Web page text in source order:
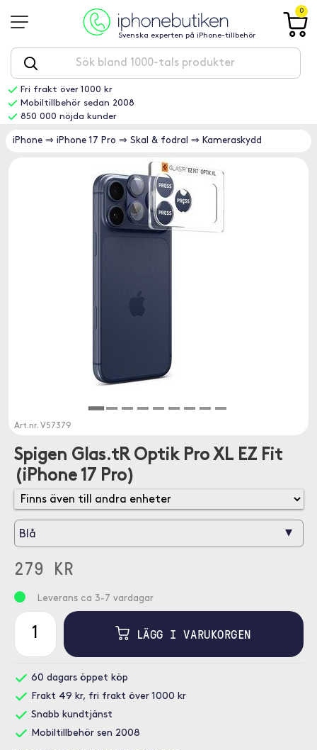
Svenska experten på iPhone-tillbehör
0
Fri frakt över 1000 kr
Mobiltillbehör sedan 2008
850 000 nöjda kunder
iPhone ⇒ iPhone 17 Pro ⇒ Skal & fodral ⇒ Kameraskydd
Art.nr. V57379
Spigen Glas.tR Optik Pro XL EZ Fit
(iPhone 17 Pro)
Blå ▾
279 KR
Leverans ca 3-7 vardagar
LÄGG I VARUKORGEN
60 dagars öppet köp
Frakt 49 kr, fri frakt över 1000 kr
Snabb kundtjänst
Mobiltillbehör sen 2008